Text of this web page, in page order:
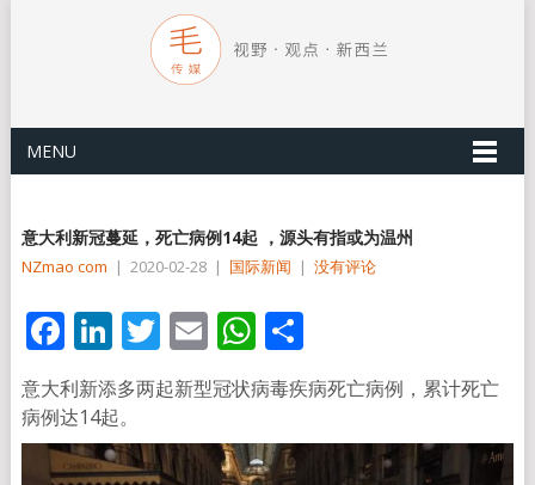
MENU
意大利新冠蔓延，死亡病例14起 ，源头有指或为温州
NZmao com | 2020-02-28 | 国际新闻 | 没有评论
Facebook
LinkedIn
Twitter
EmailWhatsApp
分
享
意大利新添多两起新型冠状病毒疾病死亡病例，累计死亡
病例达14起。